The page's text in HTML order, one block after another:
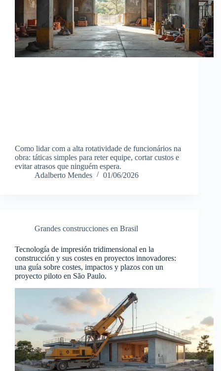
Como lidar com a alta rotatividade de funcionários na
obra: táticas simples para reter equipe, cortar custos e
evitar atrasos que ninguém espera.
Adalberto Mendes
01/06/2026
Grandes construcciones en Brasil
Tecnología de impresión tridimensional en la
construcción y sus costes en proyectos innovadores:
una guía sobre costes, impactos y plazos con un
proyecto piloto en São Paulo.